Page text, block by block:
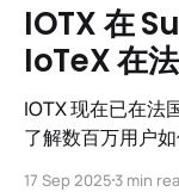
IOTX 在
IoTeX 在
IOTX 现在已在法
了解数百万用户
17 Sep 20253 min